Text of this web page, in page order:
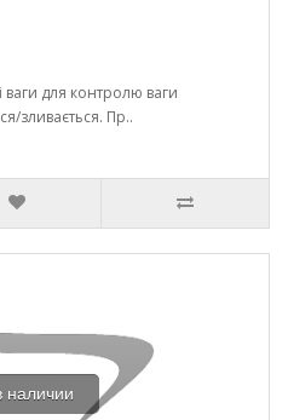
ваги для контролю ваги
зливається. Пр..
наличии